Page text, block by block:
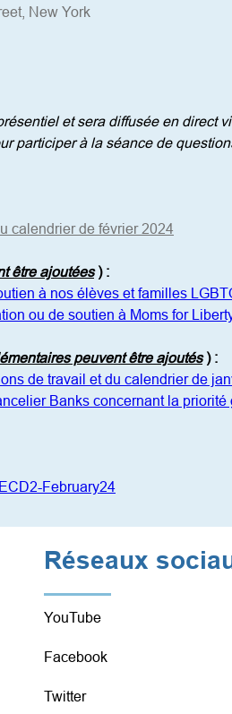
New York
et sera diffusée en direct
participer à la séance de
calendrier de février 2024
être ajoutées ) :
à nos élèves et familles
ou de soutien à Moms for
peuvent être ajoutés ) :
de travail et du calendrier de
Banks concernant la
February24
Réseaux
YouTube
Facebook
Twitter